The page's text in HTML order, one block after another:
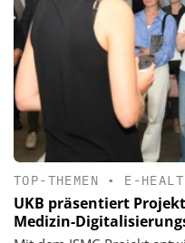
TOP-THEMEN • E-
UKB präsentiert
Medizin-